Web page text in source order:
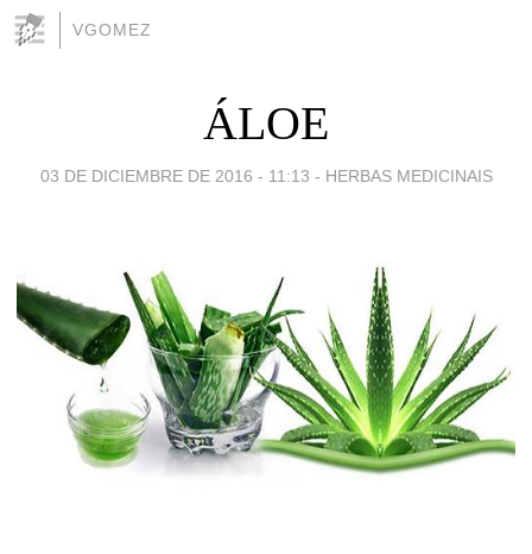
VGOMEZ
ÁLOE
03 DE DICIEMBRE DE 2016 - 11:13 - HERBAS MEDICINAIS